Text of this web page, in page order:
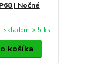
| Nočné
skladom > 5 ks
košíka